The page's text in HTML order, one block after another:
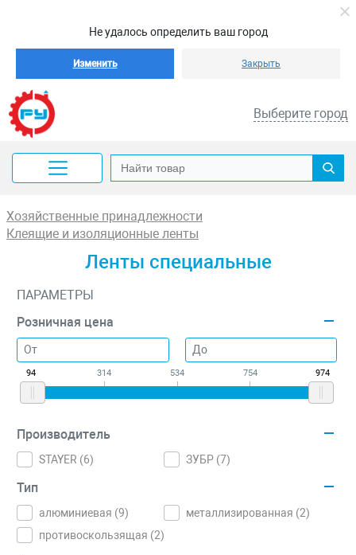
Не удалось определить ваш город
Изменить Закрыть
Выберите город
Хозяйственные принадлежности
Клеящие и изоляционные ленты
Ленты специальные
ПАРАМЕТРЫ
Розничная цена
94 314 534 754 974
Производитель
STAYER (6) ЗУБР (7)
Тип
алюминиевая (9) металлизированная (2)
противоскользящая (2)